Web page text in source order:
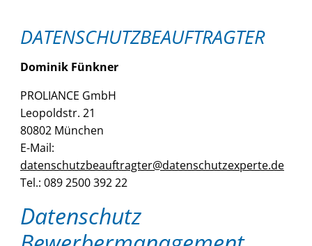
DATENSCHUTZBEAUFTRAGTER
Dominik Fünkner
PROLIANCE GmbH
Leopoldstr. 21
80802 München
E-Mail:
datenschutzbeauftragter@datenschutzexperte.de
Tel.: 089 2500 392 22
Datenschutz